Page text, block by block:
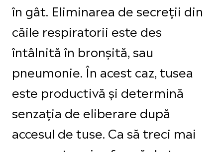
în gât. Eliminarea de secreții din
căile respiratorii este des
întâlnită în bronșită, sau
pneumonie. În acest caz, tusea
este productivă și determină
senzația de eliberare după
accesul de tuse. Ca să treci mai